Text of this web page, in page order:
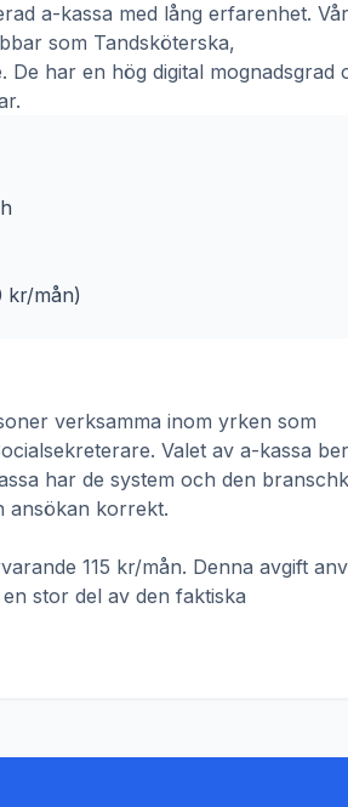
a-kassa med lång erfarenhet.
som Tandsköterska,
. De har en hög digital mognadsgrad
kr/mån)
verksamma inom yrken som
. Valet av a-kassa
har de system och den
ansökan korrekt.
115 kr/mån. Denna avgift
stor del av den faktiska